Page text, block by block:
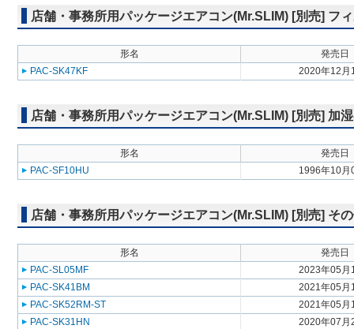
店舗・事務所用パッケージエアコン(Mr.SLIM) [別売] フ
形名
発売日
PAC-SK47KF
2020年12月
店舗・事務所用パッケージエアコン(Mr.SLIM) [別売] 加
形名
発売日
PAC-SF10HU
1996年10月
店舗・事務所用パッケージエアコン(Mr.SLIM) [別売] そ
形名
発売日
PAC-SL05MF
2023年05月
PAC-SK41BM
2021年05月
PAC-SK52RM-ST
2021年05月
PAC-SK31HN
2020年07月